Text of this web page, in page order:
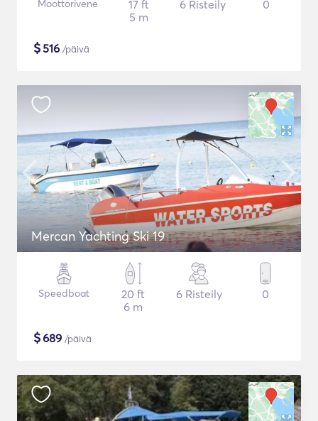
Moottorivene
17 ft
5 m
6 Risteily 0
$516 /päivä
Mercan Yachting Ski 19
Speedboat
20 ft
6 m
6 Risteily 0
$689 /päivä